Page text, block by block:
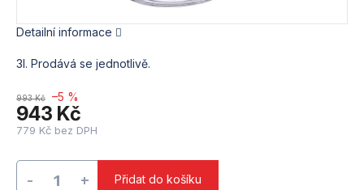
993 Kč –5 %
943 Kč
779 Kč bez DPH
cena:
Přidat do košíku
3l. Prodává se jednotlivě.
Detailní informace